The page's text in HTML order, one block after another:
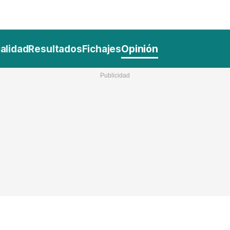
ElConstitucional
MásQueEstilo
MásQuePartidos
MásQueSucesos
MásQueMercados
JuicioExprés
ResultadosFichajesOpinión